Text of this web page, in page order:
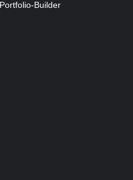
Portfolio-Builder